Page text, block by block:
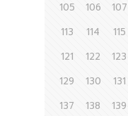
105
106 107
113
114 115
121
122 123
129
130 131
137
138 139